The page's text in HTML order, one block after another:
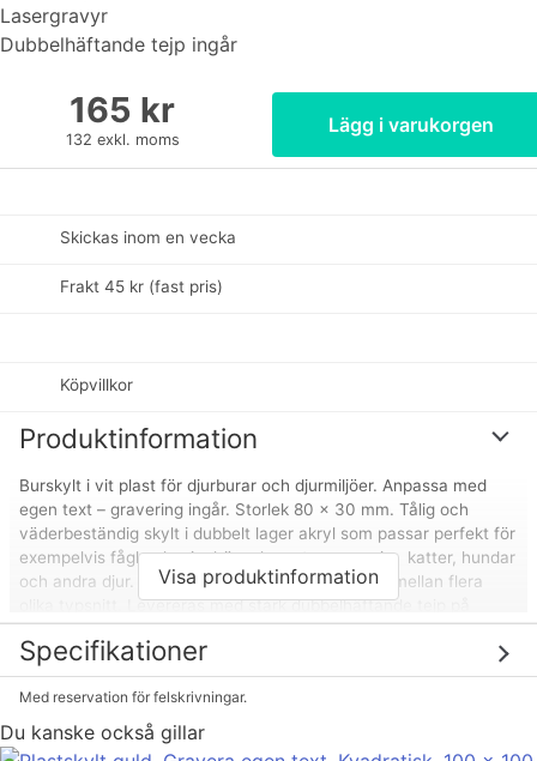
165 kr
132 exkl. moms
Lägg i varukorgen
Lasergravyr
Dubbelhäftande tejp ingår
Skickas inom en vecka
Frakt 45 kr (fast pris)
Köpvillkor
Produktinformation
Visa produktinformation
Burskylt i vit plast för djurburar och djurmiljöer. Anpassa med
egen text – gravering ingår. Storlek 80 x 30 mm. Tålig och
väderbeständig skylt i dubbelt lager akryl som passar perfekt för
exempelvis fåglar, kanin, höns, hamster, marsvin, katter, hundar
och andra djur. Skriv enkelt önskad text och välj mellan flera
olika typsnitt. Levereras med stark dubbelhäftande tejp på
baksidan för enkel montering på bur, box, lucka eller vägg.
Specifikationer
Med reservation för felskrivningar.
Du kanske också gillar